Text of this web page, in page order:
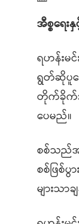
အီစ္စရေ
ရဟန်းမ
ရွတ်ဆိုပူဇ
တိုက်ခိုက်သ
ပေမည်။
စစ်သည်အ
စစ်ဖြစ်
များသာ